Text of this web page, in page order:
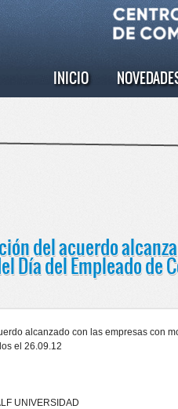
INICIO
del acuerdo
Día del Empleado de
alcanzado con las empresas con
el 26.09.12
UNIVERSIDAD